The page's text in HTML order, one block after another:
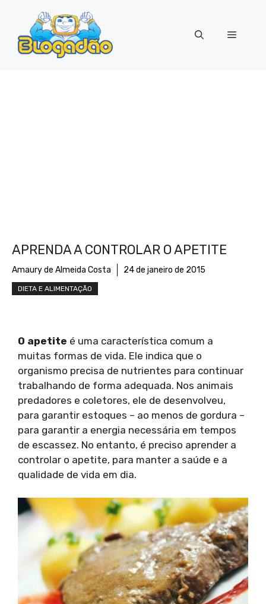
conteúdo
Menu
APRENDA A CONTROLAR O APETITE
Amaury de Almeida Costa 24 de janeiro de 2015
DIETA E ALIMENTAÇÃO
O apetite é uma característica comum a
muitas formas de vida. Ele indica que o
organismo precisa de nutrientes para continuar
trabalhando de forma adequada. Nos animais
predadores e coletores, ele de desenvolveu,
para garantir estoques – ao menos de gordura –
para garantir a energia necessária em tempos
de escassez. No entanto, é preciso aprender a
controlar o apetite, para manter a saúde e a
qualidade de vida em dia.